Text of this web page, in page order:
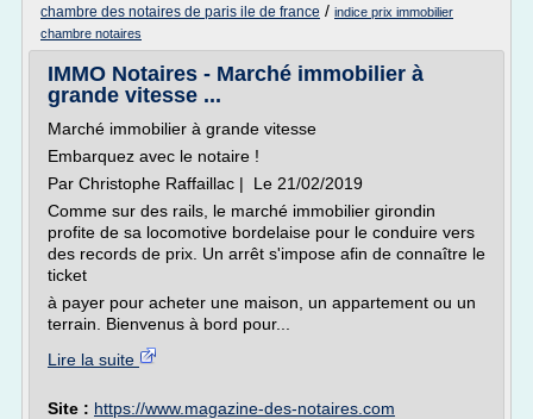
chambre des notaires de paris ile de france / indice prix immobilier
chambre notaires
IMMO Notaires - Marché immobilier à
grande vitesse ...
Marché immobilier à grande vitesse
Embarquez avec le notaire !
Par Christophe Raffaillac | Le 21/02/2019
Comme sur des rails, le marché immobilier girondin
profite de sa locomotive bordelaise pour le conduire vers
des records de prix. Un arrêt s'impose afin de connaître le
ticket
à payer pour acheter une maison, un appartement ou un
terrain. Bienvenus à bord pour...
Lire la suite
Site : https://www.magazine-des-notaires.com